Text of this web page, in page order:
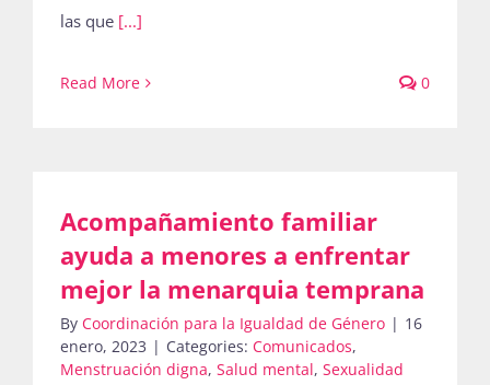
las que [...]
Read More 0
Acompañamiento familiar
ayuda a menores a enfrentar
mejor la menarquia temprana
By Coordinación para la Igualdad de Género | 16
enero, 2023 | Categories: Comunicados,
Menstruación digna, Salud mental, Sexualidad